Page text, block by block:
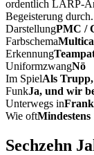
ordentlich LARP-
Begeisterung durch.
DarstellungPMC /
Farbschema
Erkennung
UniformzwangNö
Im SpielAls
FunkJa, und wir
Unterwegs in
Wie oft
Sechzehn